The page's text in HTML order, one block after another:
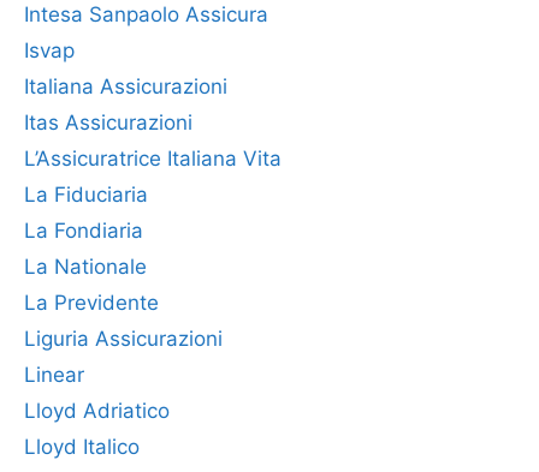
Intesa Sanpaolo Assicura
Isvap
Italiana Assicurazioni
Itas Assicurazioni
L’Assicuratrice Italiana Vita
La Fiduciaria
La Fondiaria
La Nationale
La Previdente
Liguria Assicurazioni
Linear
Lloyd Adriatico
Lloyd Italico